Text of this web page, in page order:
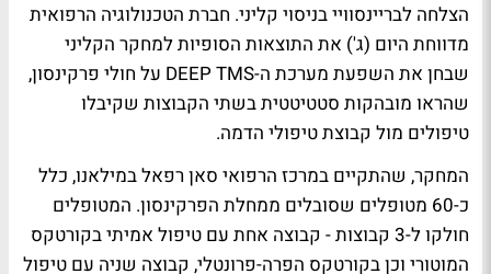
הצלחה לבריינסוויי בניסוי קליני. חברת הטכנולוגיה הרפואית
מדווחת היום (ג') את התוצאות הסופיות למחקר הקליני
שבחן את השפעת מערכת ה-DEEP TMS על חולי פרקינסון,
שהראו מובהקות סטטיטטית בשתי הקבוצות שקיבלו
טיפולים מול קבוצת טיפולי הדמה.
המחקר, שהתקיים במרכז הרפואי סאן רפאל במילאנו, כלל
כ-60 מטופלים שסובלים ממחלת הפרקינסון. המטופלים
חולקו ל-3 קבוצות - קבוצה אחת עם טיפול אמיתי בקורטקס
המוטורי וכן בקורטקס הפרה-פרונטלי, קבוצה שניה עם טיפול